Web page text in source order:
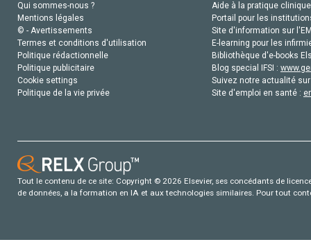
Qui sommes-nous ?
Mentions légales
© - Avertissements
Termes et conditions d'utilisation
Politique rédactionnelle
Politique publicitaire
Cookie settings
Politique de la vie privée
Aide à la pratique
Portail pour les
Site d'information sur
E-learning pour les
Bibliothèque d'e-books
Blog special IFSI :
Suivez notre actualité
Site d'emploi en santé :
Tout le contenu de ce site: Copyright © 2026 Elsevier, ses concédants de
de données, a la formation en IA et aux technologies similaires. Pour tout